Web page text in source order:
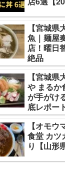
【宮城
魚｜麺屋
店！曜日
絶品
【宮城
や まるか
が手がけ
底レポー
【オモウ
食堂 カツ
り【山形